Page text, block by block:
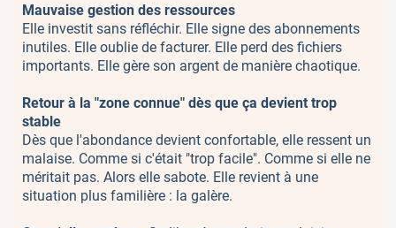
Mauvaise gestion des ressources
Elle investit sans réfléchir. Elle signe des abonnements
inutiles. Elle oublie de facturer. Elle perd des fichiers
importants. Elle gère son argent de manière chaotique.
Retour à la "zone connue" dès que ça devient trop
stable
Dès que l'abondance devient confortable, elle ressent un
malaise. Comme si c'était "trop facile". Comme si elle ne
méritait pas. Alors elle sabote. Elle revient à une
situation plus familière : la galère.